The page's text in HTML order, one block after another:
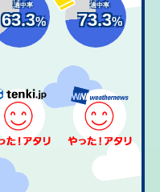
適中率
63.3%
適中率
73.3%